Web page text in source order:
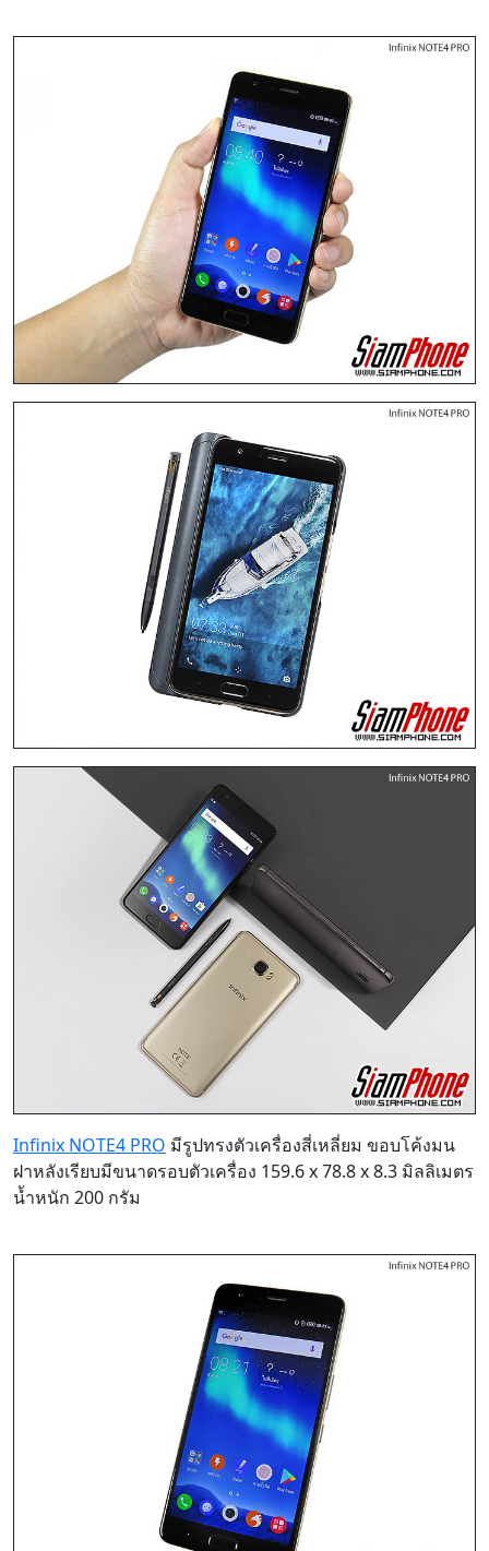
Infinix NOTE4 PRO มีรูปทรงตัวเครื่องสี่เหลี่ยม ขอบโค้งมน
ฝาหลังเรียบมีขนาดรอบตัวเครื่อง 159.6 x 78.8 x 8.3 มิลลิเมตร
น้ำหนัก 200 กรัม